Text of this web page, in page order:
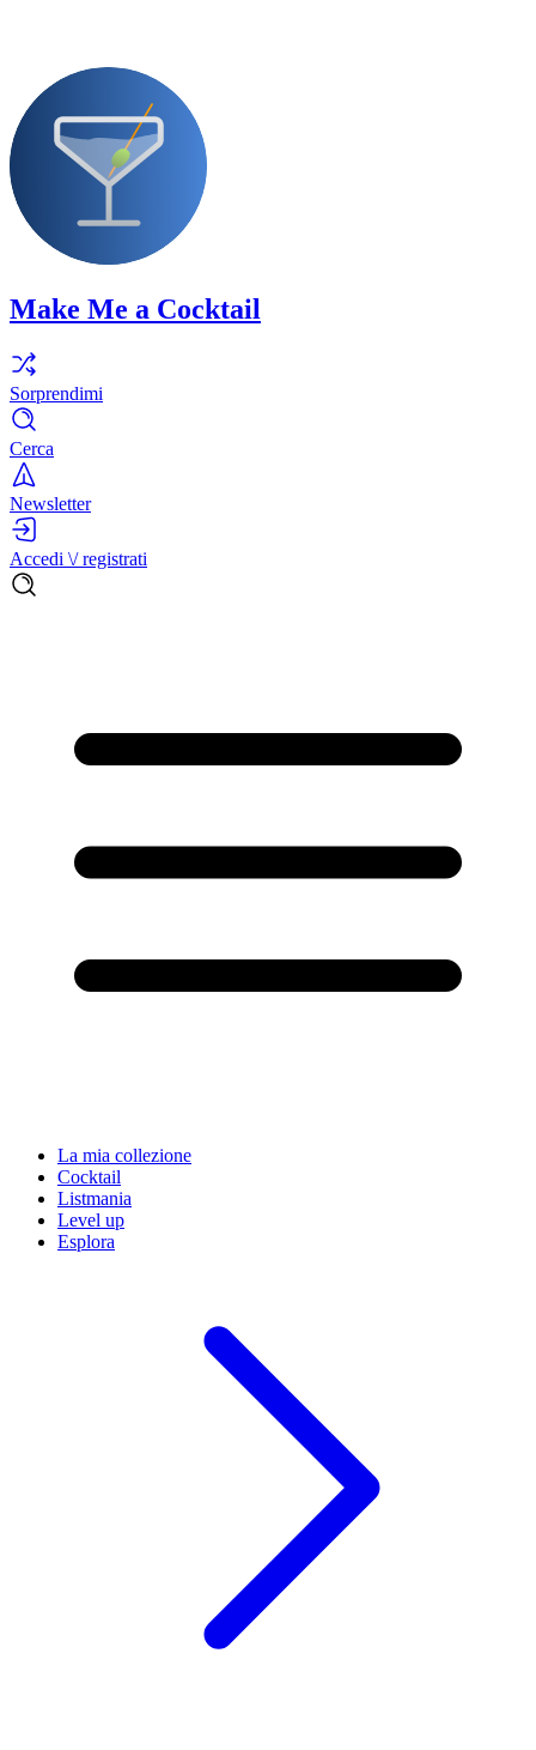
Make Me a Cocktail
Sorprendimi
Cerca
Newsletter
Accedi \/ registrati
La mia collezione
Cocktail
Listmania
Level up
Esplora